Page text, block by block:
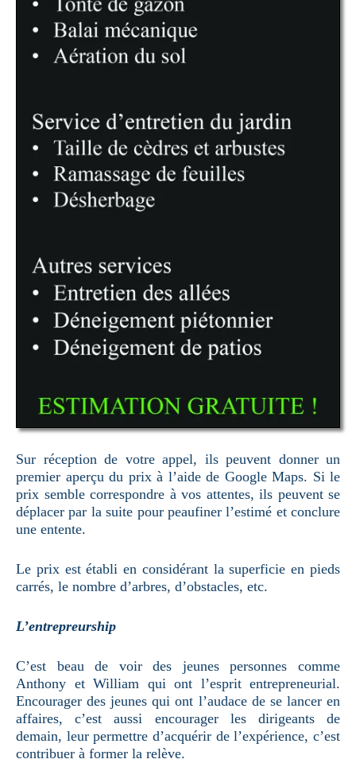
Sur réception de votre appel, ils peuvent donner un
premier aperçu du prix à l’aide de Google Maps. Si le
prix semble correspondre à vos attentes, ils peuvent se
déplacer par la suite pour peaufiner l’estimé et conclure
une entente.
Le prix est établi en considérant la superficie en pieds
carrés, le nombre d’arbres, d’obstacles, etc.
L’entrepreurship
C’est beau de voir des jeunes personnes comme
Anthony et William qui ont l’esprit entrepreneurial.
Encourager des jeunes qui ont l’audace de se lancer en
affaires, c’est aussi encourager les dirigeants de
demain, leur permettre d’acquérir de l’expérience, c’est
contribuer à former la relève.